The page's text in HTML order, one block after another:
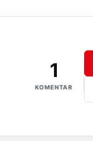
1
KOMENTAR